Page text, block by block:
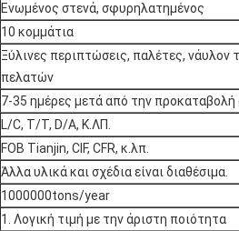
Ενωμένος στενά, σφυρηλατημένος
10 κομμάτια
Ξύλινες περιπτώσεις, παλέτες,
πελατών
7-35 ημέρες μετά από την προκαταβολή
L/C, T/T, D/A, Κ.ΛΠ.
FOB Tianjin, CIF, CFR, κ.λπ.
Άλλα υλικά και σχέδια είναι διαθέσιμα.
1000000tons/year
1. Λογική τιμή με την άριστη ποιότητα